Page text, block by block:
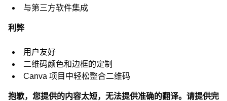
与第三方软件集成
利弊
用户友好
二维码颜色和边框的定制
Canva 项目中轻松整合二维码
抱歉，您提供的内容太短，无法提供准确的翻译。请提供完